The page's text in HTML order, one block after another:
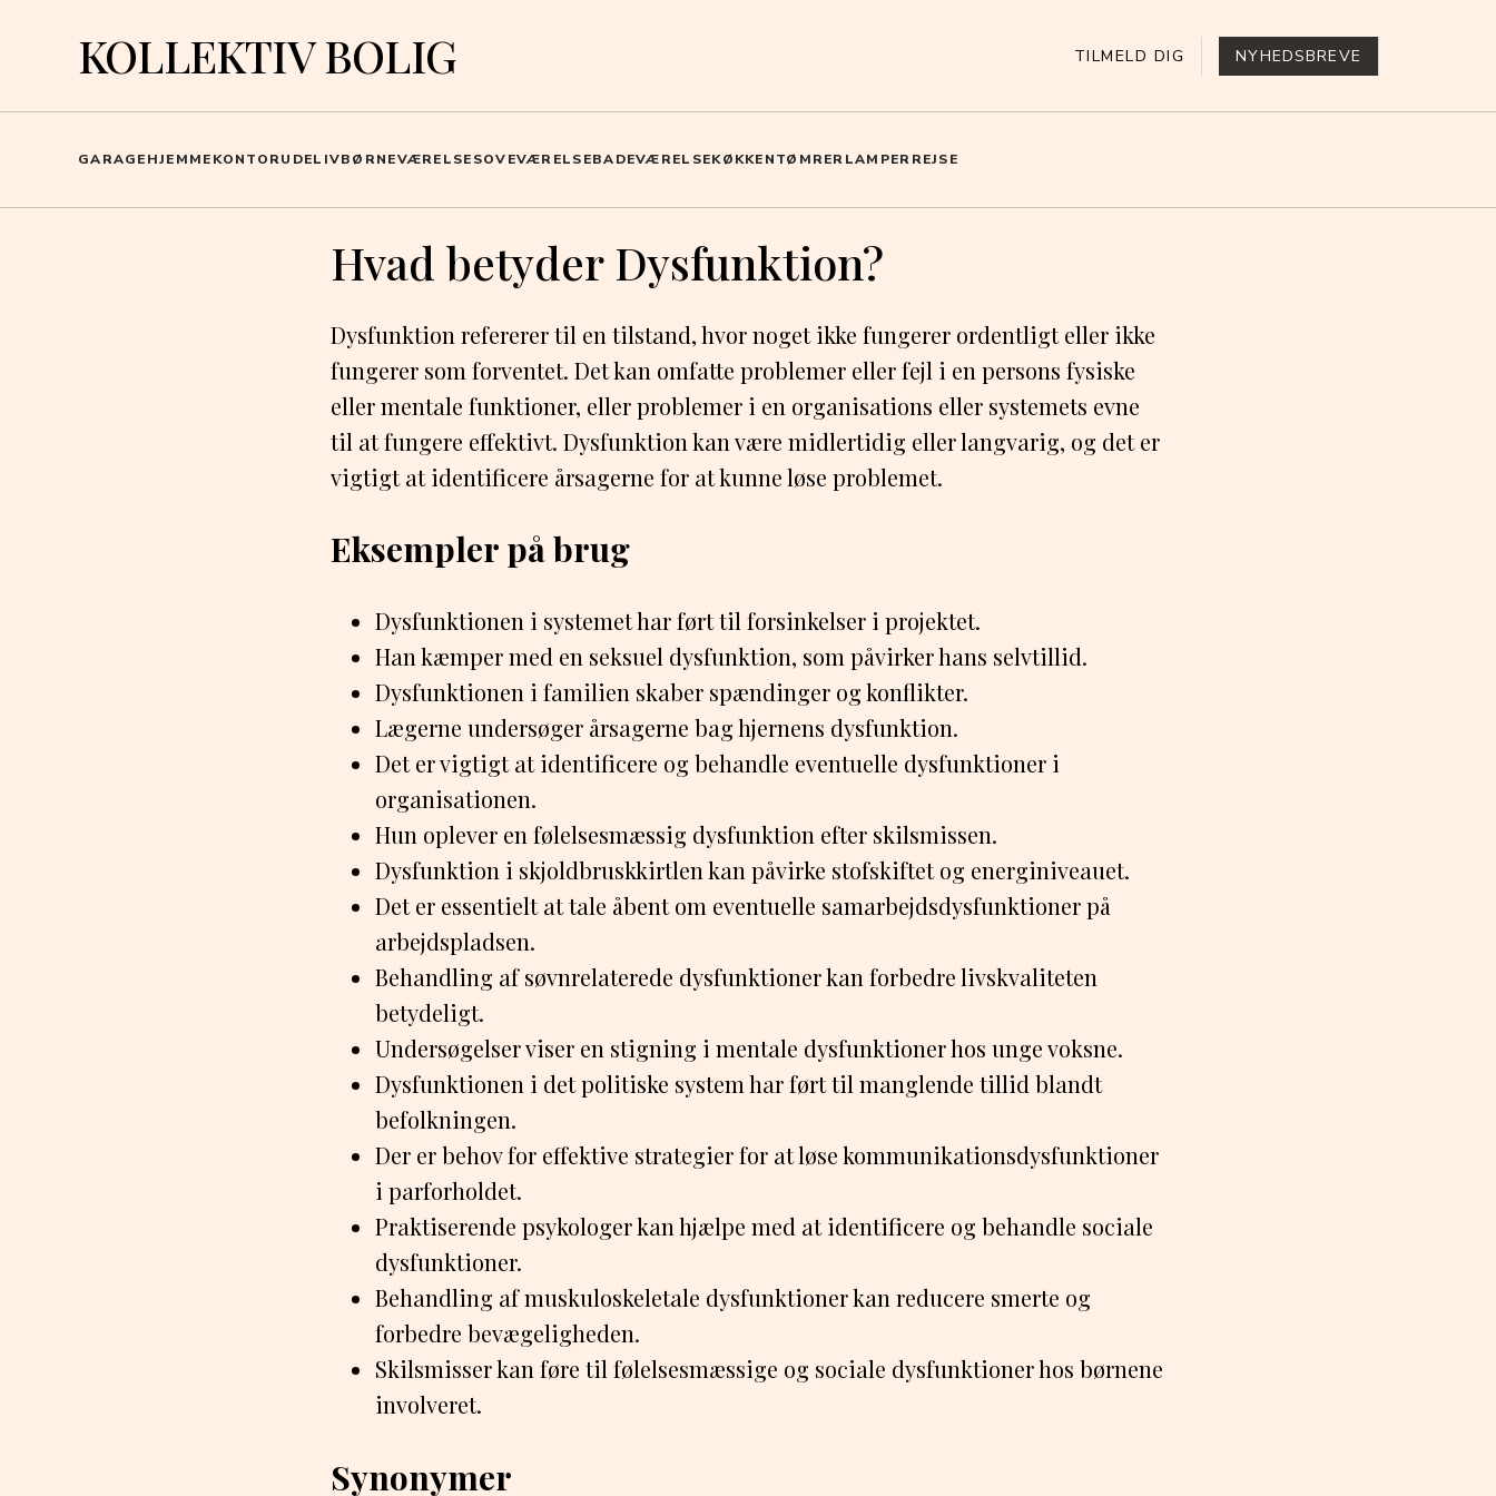
KOLLEKTIV BOLIG TILMELD DIG NYHEDSBREVE
GARAGEHJEMMEKONTORUDELIVBØRNEVÆRELSESOVEVÆRELSEBADEVÆRELSEKØKKENTØMRERLAMPERREJSE
Hvad betyder Dysfunktion?
Dysfunktion refererer til en tilstand, hvor noget ikke fungerer ordentligt eller ikke
fungerer som forventet. Det kan omfatte problemer eller fejl i en persons fysiske
eller mentale funktioner, eller problemer i en organisations eller systemets evne
til at fungere effektivt. Dysfunktion kan være midlertidig eller langvarig, og det er
vigtigt at identificere årsagerne for at kunne løse problemet.
Eksempler på brug
Dysfunktionen i systemet har ført til forsinkelser i projektet.
Han kæmper med en seksuel dysfunktion, som påvirker hans selvtillid.
Dysfunktionen i familien skaber spændinger og konflikter.
Lægerne undersøger årsagerne bag hjernens dysfunktion.
Det er vigtigt at identificere og behandle eventuelle dysfunktioner i
organisationen.
Hun oplever en følelsesmæssig dysfunktion efter skilsmissen.
Dysfunktion i skjoldbruskkirtlen kan påvirke stofskiftet og energiniveauet.
Det er essentielt at tale åbent om eventuelle samarbejdsdysfunktioner på
arbejdspladsen.
Behandling af søvnrelaterede dysfunktioner kan forbedre livskvaliteten
betydeligt.
Undersøgelser viser en stigning i mentale dysfunktioner hos unge voksne.
Dysfunktionen i det politiske system har ført til manglende tillid blandt
befolkningen.
Der er behov for effektive strategier for at løse kommunikationsdysfunktioner
i parforholdet.
Praktiserende psykologer kan hjælpe med at identificere og behandle sociale
dysfunktioner.
Behandling af muskuloskeletale dysfunktioner kan reducere smerte og
forbedre bevægeligheden.
Skilsmisser kan føre til følelsesmæssige og sociale dysfunktioner hos børnene
involveret.
Synonymer